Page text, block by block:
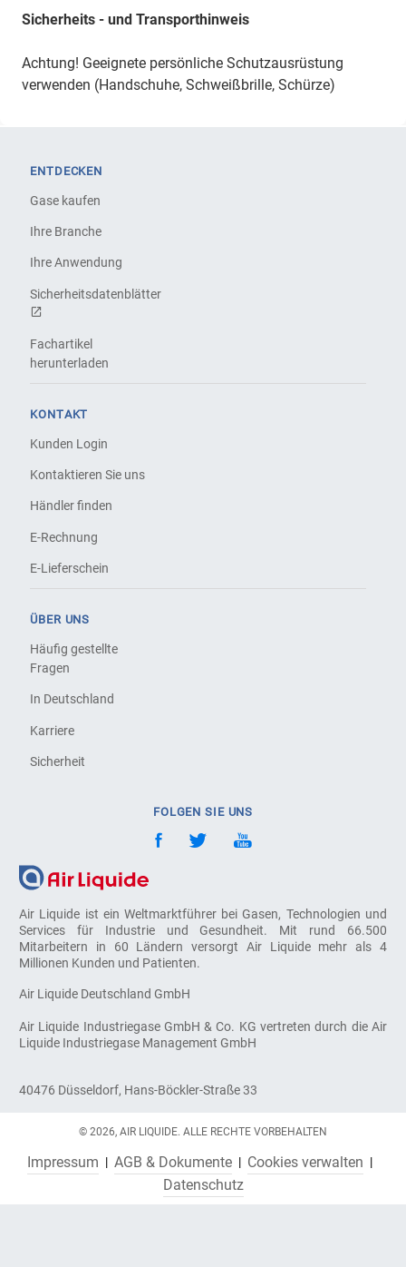
Sicherheits - und Transporthinweis
Achtung! Geeignete persönliche Schutzausrüstung
verwenden (Handschuhe, Schweißbrille, Schürze)
Air Liquide ist ein Weltmarktführer bei Gasen, Technologien und
Services für Industrie und Gesundheit. Mit rund 66.500
Mitarbeitern in 60 Ländern versorgt Air Liquide mehr als 4
Millionen Kunden und Patienten.
Air Liquide Deutschland GmbH
Air Liquide Industriegase GmbH & Co. KG vertreten durch die Air
Liquide Industriegase Management GmbH
40476 Düsseldorf, Hans-Böckler-Straße 33
ENTDECKEN
Gase kaufen
Ihre Branche
Ihre Anwendung
Sicherheitsdatenblätter
Fachartikel
herunterladen
KONTAKT
Kunden Login
Kontaktieren Sie uns
Händler finden
E-Rechnung
E-Lieferschein
ÜBER UNS
Häufig gestellte
Fragen
In Deutschland
Karriere
Sicherheit
FOLGEN SIE UNS
© 2026, AIR LIQUIDE. ALLE RECHTE VORBEHALTEN
Impressum AGB & Dokumente
Cookies verwalten
Datenschutz